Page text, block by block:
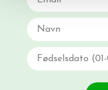
Navn
Fødselsdato